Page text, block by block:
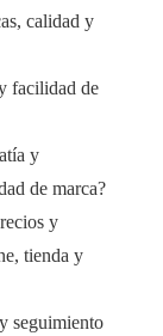
calidad y
facilidad de
y
de marca?
y
tienda y
seguimiento